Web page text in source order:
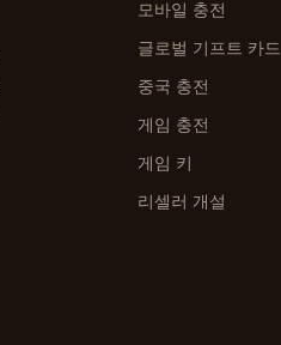
모바일 충전
글로벌 기프트 카드
중국 충전
게임 충전
게임 키
리셀러 개설